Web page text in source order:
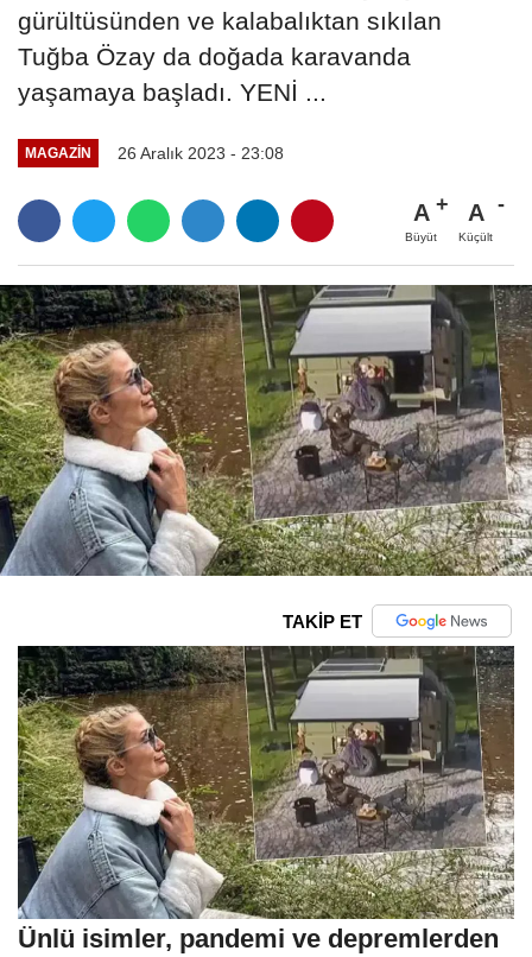
gürültüsünden ve kalabalıktan sıkılan
Tuğba Özay da doğada karavanda
yaşamaya başladı. YENİ ...
MAGAZIN 26 Aralık 2023 - 23:08
A
Büyüt
A
Küçült
TAKİP ET
Ünlü isimler, pandemi ve depremlerden